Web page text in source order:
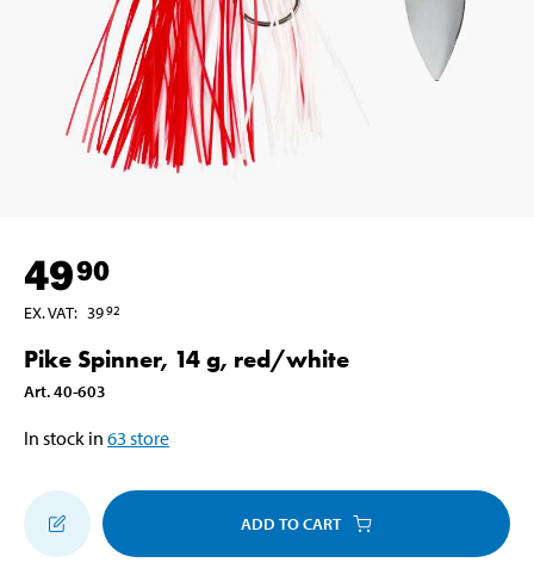
4990
EX. VAT: 3992
Pike Spinner, 14 g, red/white
Art.40-603
In stock in 63 store
ADD TO CART